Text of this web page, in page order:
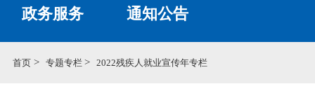
政务服务
通知公告
首页 > 专题专栏> 2022残疾人就业宣传年专栏